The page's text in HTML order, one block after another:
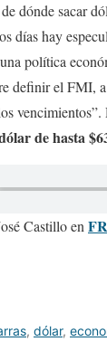
dónde sacar
días hay
política
definir el FMI,
vencimientos”.
de hasta
Castillo en
, dólar,